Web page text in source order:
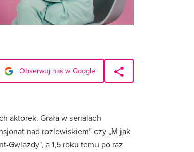
Obserwuj nas w Google
aktorek. Grała w serialach
nad rozlewiskiem” czy „M jak
Gwiazdy", a 1,5 roku temu po raz